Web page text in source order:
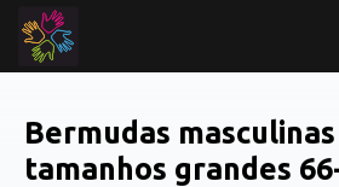
Bermudas
tamanhos grandes